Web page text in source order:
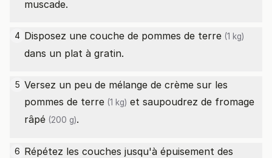
muscade.
4 Disposez une couche de pommes de terre (1 kg)
dans un plat à gratin.
5 Versez un peu de mélange de crème sur les
pommes de terre (1 kg) et saupoudrez de fromage
râpé (200 g).
6 Répétez les couches jusqu'à épuisement des